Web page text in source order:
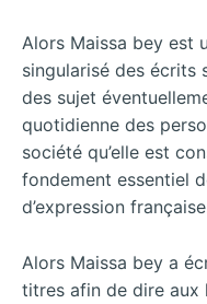
Alors Maissa bey est
singularisé des écrits
des sujet
quotidienne des
société qu’elle est
fondement essentiel
d’expression
Alors Maissa bey a
titres afin de dire aux